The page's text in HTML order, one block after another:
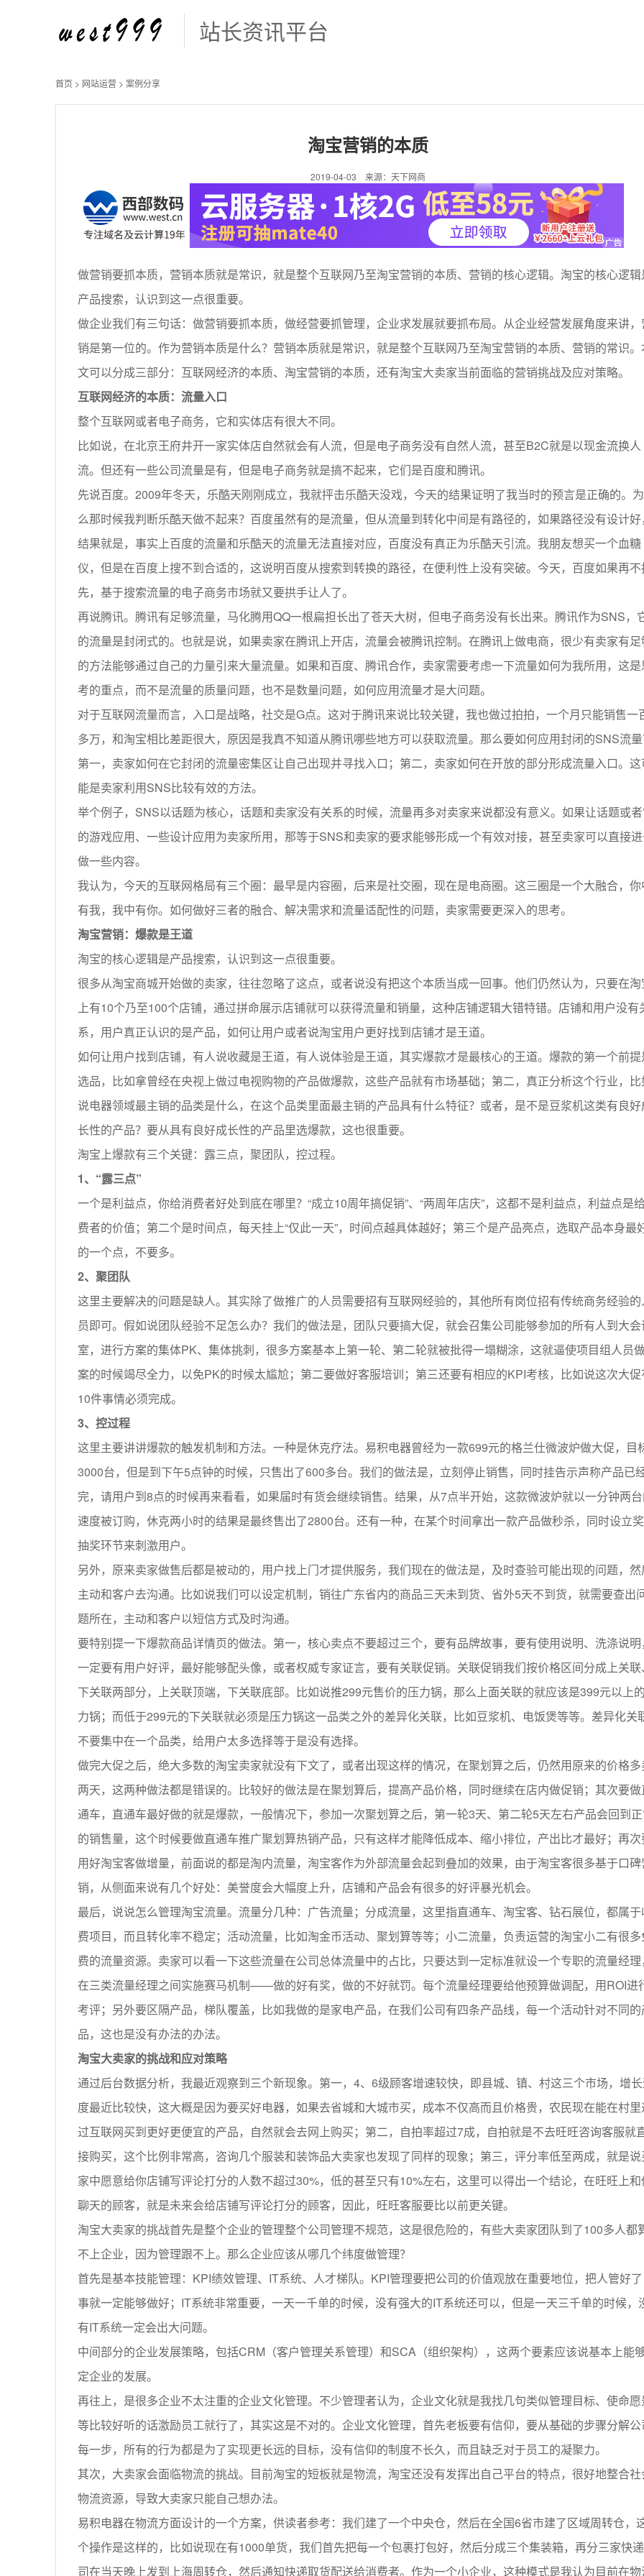
站长资讯平台
首页 > 网站运营 > 案例分享
淘宝营销的本质
2019-04-03 来源：天下网商
做营销要抓本质，营销本质就是常识，就是整个互联网乃至淘宝营销的本质、营销的核心逻辑。淘宝的核心逻辑
产品搜索，认识到这一点很重要。
做企业我们有三句话：做营销要抓本质，做经营要抓管理，企业求发展就要抓布局。从企业经营发展角度来讲，
销是第一位的。作为营销本质是什么？营销本质就是常识，就是整个互联网乃至淘宝营销的本质、营销的常识。
文可以分成三部分：互联网经济的本质、淘宝营销的本质，还有淘宝大卖家当前面临的营销挑战及应对策略。
互联网经济的本质：流量入口
整个互联网或者电子商务，它和实体店有很大不同。
比如说，在北京王府井开一家实体店自然就会有人流，但是电子商务没有自然人流，甚至B2C就是以现金流换人
流。但还有一些公司流量是有，但是电子商务就是搞不起来，它们是百度和腾讯。
先说百度。2009年冬天，乐酷天刚刚成立，我就抨击乐酷天没戏，今天的结果证明了我当时的预言是正确的。
么那时候我判断乐酷天做不起来？百度虽然有的是流量，但从流量到转化中间是有路径的，如果路径没有设计好
结果就是，事实上百度的流量和乐酷天的流量无法直接对应，百度没有真正为乐酷天引流。我朋友想买一个血糖
仪，但是在百度上搜不到合适的，这说明百度从搜索到转换的路径，在便利性上没有突破。今天，百度如果再不
先，基于搜索流量的电子商务市场就又要拱手让人了。
再说腾讯。腾讯有足够流量，马化腾用QQ一根扁担长出了苍天大树，但电子商务没有长出来。腾讯作为SNS，
的流量是封闭式的。也就是说，如果卖家在腾讯上开店，流量会被腾讯控制。在腾讯上做电商，很少有卖家有
的方法能够通过自己的力量引来大量流量。如果和百度、腾讯合作，卖家需要考虑一下流量如何为我所用，这是
考的重点，而不是流量的质量问题，也不是数量问题，如何应用流量才是大问题。
对于互联网流量而言，入口是战略，社交是G点。这对于腾讯来说比较关键，我也做过拍拍，一个月只能销售一
多万，和淘宝相比差距很大，原因是我真不知道从腾讯哪些地方可以获取流量。那么要如何应用封闭的SNS流量
第一，卖家如何在它封闭的流量密集区让自己出现并寻找入口；第二，卖家如何在开放的部分形成流量入口。
能是卖家利用SNS比较有效的方法。
举个例子，SNS以话题为核心，话题和卖家没有关系的时候，流量再多对卖家来说都没有意义。如果让话题或
的游戏应用、一些设计应用为卖家所用，那等于SNS和卖家的要求能够形成一个有效对接，甚至卖家可以直接
做一些内容。
我认为，今天的互联网格局有三个圈：最早是内容圈，后来是社交圈，现在是电商圈。这三圈是一个大融合，你
有我，我中有你。如何做好三者的融合、解决需求和流量适配性的问题，卖家需要更深入的思考。
淘宝营销：爆款是王道
淘宝的核心逻辑是产品搜索，认识到这一点很重要。
很多从淘宝商城开始做的卖家，往往忽略了这点，或者说没有把这个本质当成一回事。他们仍然认为，只要在淘
上有10个乃至100个店铺，通过拼命展示店铺就可以获得流量和销量，这种店铺逻辑大错特错。店铺和用户没有
系，用户真正认识的是产品，如何让用户或者说淘宝用户更好找到店铺才是王道。
如何让用户找到店铺，有人说收藏是王道，有人说体验是王道，其实爆款才是最核心的王道。爆款的第一个前提
选品，比如拿曾经在央视上做过电视购物的产品做爆款，这些产品就有市场基础；第二，真正分析这个行业，比
说电器领域最主销的品类是什么，在这个品类里面最主销的产品具有什么特征？或者，是不是豆浆机这类有良好
长性的产品？要从具有良好成长性的产品里选爆款，这也很重要。
淘宝上爆款有三个关键：露三点，聚团队，控过程。
1、“露三点”
一个是利益点，你给消费者好处到底在哪里？“成立10周年搞促销”、“两周年店庆”，这都不是利益点，利益点是
费者的价值；第二个是时间点，每天挂上“仅此一天”，时间点越具体越好；第三个是产品亮点，选取产品本身最
的一个点，不要多。
2、聚团队
这里主要解决的问题是缺人。其实除了做推广的人员需要招有互联网经验的，其他所有岗位招有传统商务经验的
员即可。假如说团队经验不足怎么办？我们的做法是，团队只要搞大促，就会召集公司能够参加的所有人到大会
室，进行方案的集体PK、集体挑刺，很多方案基本上第一轮、第二轮就被批得一塌糊涂，这就逼使项目组人员
案的时候竭尽全力，以免PK的时候太尴尬；第二要做好客服培训；第三还要有相应的KPI考核，比如说这次大促
10件事情必须完成。
3、控过程
这里主要讲讲爆款的触发机制和方法。一种是休克疗法。易积电器曾经为一款699元的格兰仕微波炉做大促，目
3000台，但是到下午5点钟的时候，只售出了600多台。我们的做法是，立刻停止销售，同时挂告示声称产品已
完，请用户到8点的时候再来看看，如果届时有货会继续销售。结果，从7点半开始，这款微波炉就以一分钟两
速度被订购，休克两小时的结果是最终售出了2800台。还有一种，在某个时间拿出一款产品做秒杀，同时设立
抽奖环节来刺激用户。
另外，原来卖家做售后都是被动的，用户找上门才提供服务，我们现在的做法是，及时查验可能出现的问题，
主动和客户去沟通。比如说我们可以设定机制，销往广东省内的商品三天未到货、省外5天不到货，就需要查出
题所在，主动和客户以短信方式及时沟通。
要特别提一下爆款商品详情页的做法。第一，核心卖点不要超过三个，要有品牌故事，要有使用说明、洗涤说明
一定要有用户好评，最好能够配头像，或者权威专家证言，要有关联促销。关联促销我们按价格区间分成上关联、
下关联两部分，上关联顶端，下关联底部。比如说推299元售价的压力锅，那么上面关联的就应该是399元以上
力锅；而低于299元的下关联就必须是压力锅这一品类之外的差异化关联，比如豆浆机、电饭煲等等。差异化关
不要集中在一个品类，给用户太多选择等于是没有选择。
做完大促之后，绝大多数的淘宝卖家就没有下文了，或者出现这样的情况，在聚划算之后，仍然用原来的价格多
两天，这两种做法都是错误的。比较好的做法是在聚划算后，提高产品价格，同时继续在店内做促销；其次要做
通车，直通车最好做的就是爆款，一般情况下，参加一次聚划算之后，第一轮3天、第二轮5天左右产品会回到
的销售量，这个时候要做直通车推广聚划算热销产品，只有这样才能降低成本、缩小排位，产出比才最好；再
用好淘宝客做增量，前面说的都是淘内流量，淘宝客作为外部流量会起到叠加的效果，由于淘宝客很多基于口碑
销，从侧面来说有几个好处：美誉度会大幅度上升，店铺和产品会有很多的好评暴光机会。
最后，说说怎么管理淘宝流量。流量分几种：广告流量；分成流量，这里指直通车、淘宝客、钻石展位，都属于
费项目，而且转化率不稳定；活动流量，比如淘金币活动、聚划算等等；小二流量，负责运营的淘宝小二有很
费的流量资源。卖家可以看一下这些流量在公司总体流量中的占比，只要达到一定标准就设一个专职的流量经理
在三类流量经理之间实施赛马机制——做的好有奖，做的不好就罚。每个流量经理要给他预算做调配，用ROI进
考评；另外要区隔产品，梯队覆盖，比如我做的是家电产品，在我们公司有四条产品线，每一个活动针对不同的
品，这也是没有办法的办法。
淘宝大卖家的挑战和应对策略
通过后台数据分析，我最近观察到三个新现象。第一，4、6级顾客增速较快，即县城、镇、村这三个市场，增
度最近比较快，这大概是因为要买好电器，如果去省城和大城市买，成本不仅高而且价格贵，农民现在能在村里
过互联网买到更好更便宜的产品，自然就会去网上购买；第二，自拍率超过7成，自拍就是不去旺旺咨询客服就
接购买，这个比例非常高，咨询几个服装和装饰品大卖家也发现了同样的现象；第三，评分率低至两成，就是说
家中愿意给你店铺写评论打分的人数不超过30%，低的甚至只有10%左右，这里可以得出一个结论，在旺旺上
聊天的顾客，就是未来会给店铺写评论打分的顾客，因此，旺旺客服要比以前更关键。
淘宝大卖家的挑战首先是整个企业的管理整个公司管理不规范，这是很危险的，有些大卖家团队到了100多人都
不上企业，因为管理跟不上。那么企业应该从哪几个纬度做管理？
首先是基本技能管理：KPI绩效管理、IT系统、人才梯队。KPI管理要把公司的价值观放在重要地位，把人管好了
事就一定能够做好；IT系统非常重要，一天一千单的时候，没有强大的IT系统还可以，但是一天三千单的时候，
有IT系统一定会出大问题。
中间部分的企业发展策略，包括CRM（客户管理关系管理）和SCA（组织架构），这两个要素应该说基本上能
定企业的发展。
再往上，是很多企业不太注重的企业文化管理。不少管理者认为，企业文化就是我找几句类似管理目标、使命愿
等比较好听的话激励员工就行了，其实这是不对的。企业文化管理，首先老板要有信仰，要从基础的步骤分解公
每一步，所有的行为都是为了实现更长远的目标，没有信仰的制度不长久，而且缺乏对于员工的凝聚力。
其次，大卖家会面临物流的挑战。目前淘宝的短板就是物流，淘宝还没有发挥出自己平台的特点，很好地整合社
物流资源，导致大卖家只能自己想办法。
易积电器在物流方面设计的一个方案，供读者参考：我们建了一个中央仓，然后在全国6省市建了区域周转仓，
个操作是这样的，比如说现在有1000单货，我们首先把每一个包裹打包好，然后分成三个集装箱，再分三家快
司在当天晚上发到上海周转仓，然后通知快递取货配送给消费者。作为一个小企业，这种模式是我认为目前在